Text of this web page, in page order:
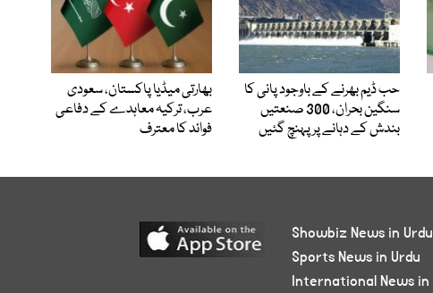
حب ڈیم بھرنے کے باوجود پانی کا
سنگین بحران، 300 صنعتیں
بندش کے دہانے پر پہنچ گئیں
بھارتی میڈیا پاکستان، سعودی
عرب، ترکیہ معاہدے کے دفاعی
فوائد کا معترف
Showbiz News in Urdu
Sports News in Urdu
International News in